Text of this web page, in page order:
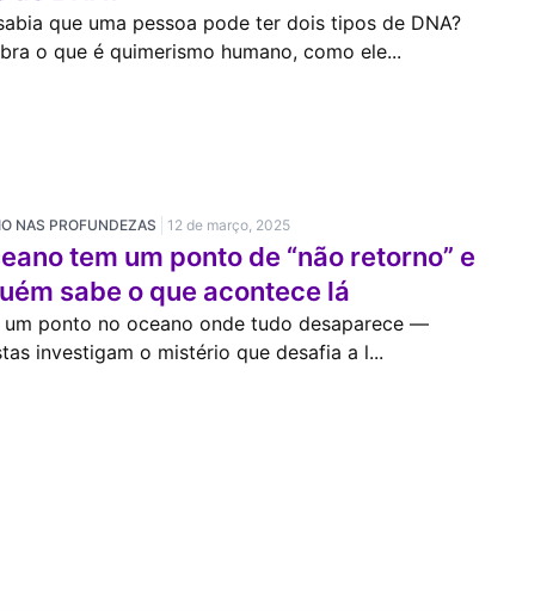
que uma pessoa pode ter dois tipos de DNA?
o que é quimerismo humano, como ele...
NAS PROFUNDEZAS 12 de março, 2025
tem um ponto de “não retorno” e
sabe o que acontece lá
um ponto no oceano onde tudo desaparece —
investigam o mistério que desafia a l...